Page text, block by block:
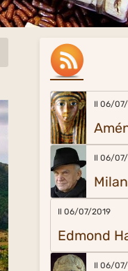
Il 06/
Il 06/
Il 06/07/2019
Edmond
Il 06/